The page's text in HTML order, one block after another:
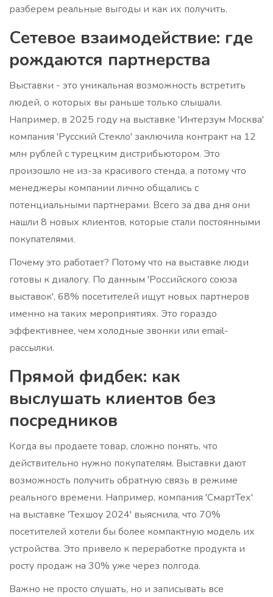
разберем реальные выгоды и как их получить.
Сетевое взаимодействие: где
рождаются партнерства
Выставки - это уникальная возможность встретить
людей, о которых вы раньше только слышали.
Например, в 2025 году на выставке 'Интерзум Москва'
компания 'Русский Стекло' заключила контракт на 12
млн рублей с турецким дистрибьютором. Это
произошло не из-за красивого стенда, а потому что
менеджеры компании лично общались с
потенциальными партнерами. Всего за два дня они
нашли 8 новых клиентов, которые стали постоянными
покупателями.
Почему это работает? Потому что на выставке люди
готовы к диалогу. По данным 'Российского союза
выставок', 68% посетителей ищут новых партнеров
именно на таких мероприятиях. Это гораздо
эффективнее, чем холодные звонки или email-
рассылки.
Прямой фидбек: как
выслушать клиентов без
посредников
Когда вы продаете товар, сложно понять, что
действительно нужно покупателям. Выставки дают
возможность получить обратную связь в режиме
реального времени. Например, компания 'СмартТех'
на выставке 'Техшоу 2024' выяснила, что 70%
посетителей хотели бы более компактную модель их
устройства. Это привело к переработке продукта и
росту продаж на 30% уже через полгода.
Важно не просто слушать, но и записывать все